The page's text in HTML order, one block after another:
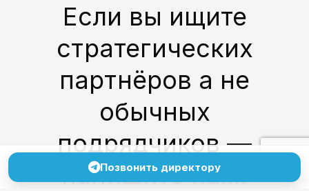
Если вы ищите
стратегических
партнёров а не
обычных
подрядчиков —
напишите нам!
Позвонить директору